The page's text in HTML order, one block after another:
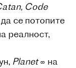
Code
се потопите
реалност,
Planet∞ на